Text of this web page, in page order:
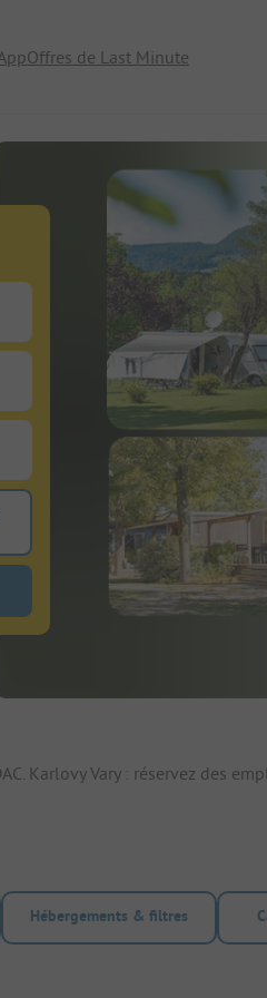
Offres de Last Minute
pour rechercher emplacements
bouton de filtre hebergements-
Karlovy Vary : réservez des
Hébergements & filtres